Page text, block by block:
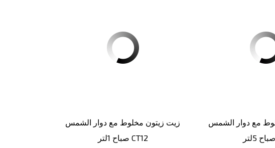
زيت زيتون مخلوط مع دوار الشمس
صباح 1لتر CT12
مع دوار الشمس